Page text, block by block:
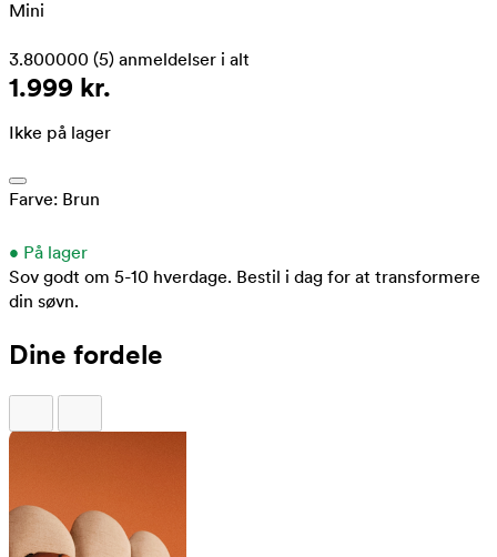
Mini
3.800000 (5) anmeldelser i alt
1.999 kr.
Ikke på lager
Farve: Brun
• På lager
Sov godt om 5-10 hverdage. Bestil i dag for at transformere
din søvn.
Dine fordele